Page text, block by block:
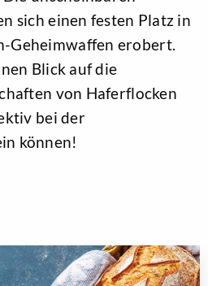
sich einen festen Platz in
Geheimwaffen erobert.
Blick auf die
von Haferflocken
bei der
können!